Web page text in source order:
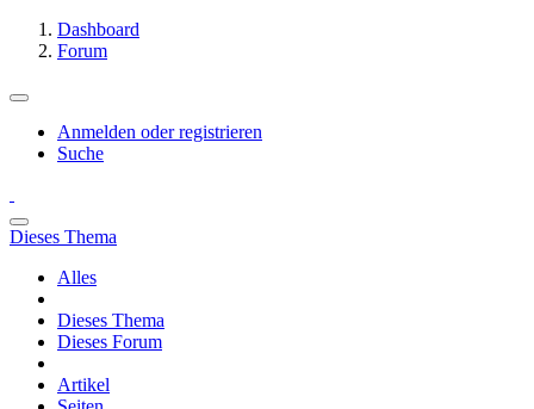
Dashboard
Forum
Anmelden oder registrieren
Suche
Dieses Thema
Alles
Dieses Thema
Dieses Forum
Artikel